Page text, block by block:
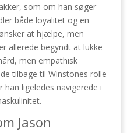
som om han søger
både loyalitet og en
at hjælpe, men
allerede begyndt at lukke
men empathisk
tilbage til Winstones rolle
han ligeledes navigerede i
Jason